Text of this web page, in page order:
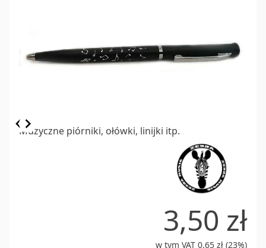
Item
Muzyczne piórniki, ołówki, linijki itp.
3,50 zł
w tym VAT 0,65 zł (23%)